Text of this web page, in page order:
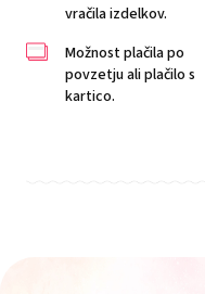
vračila izdelkov.
Možnost plačila po
povzetju ali plačilo s
kartico.